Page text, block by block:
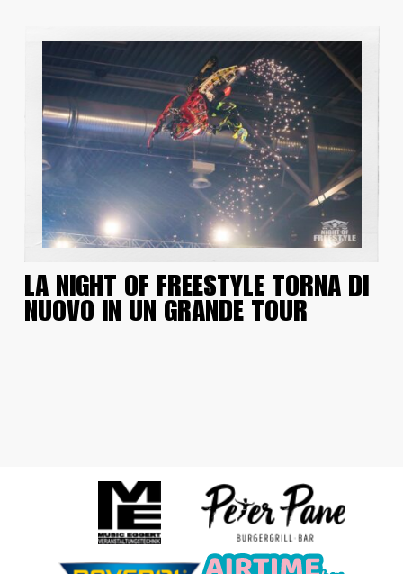
LA NIGHT OF FREESTYLE TORNA DI
NUOVO IN UN GRANDE TOUR